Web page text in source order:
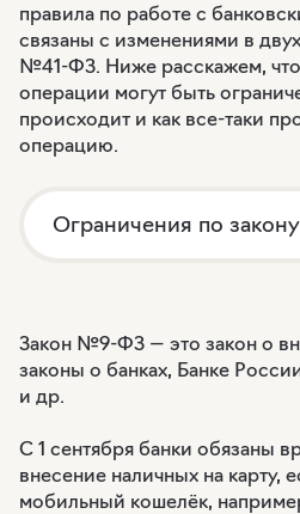
правила по работе с
связаны с изменениями в
№41-ФЗ. Ниже расскажем,
операции могут быть
происходит и как все-таки
операцию.
Ограничения по
Закон №9-ФЗ — это закон о
законы о банках, Банке
и др.
С 1 сентября банки обязаны
внесение наличных на карту,
мобильный кошелёк,